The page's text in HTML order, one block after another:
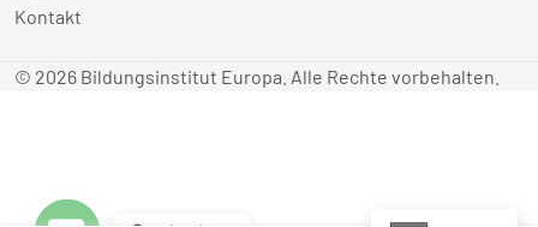
Kontakt
© 2026 Bildungsinstitut Europa. Alle Rechte vorbehalten.